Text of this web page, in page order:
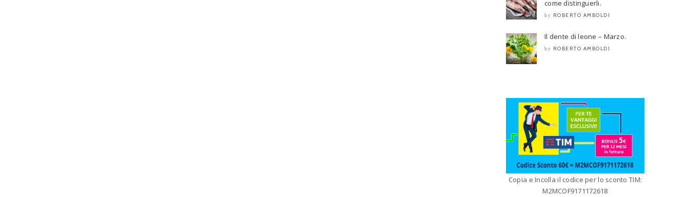
come distinguerli.
by ROBERTO AMBOLDI
Il dente di leone – Marzo.
by ROBERTO AMBOLDI
Copia e Incolla il codice per lo sconto TIM:
M2MCOF9171172618